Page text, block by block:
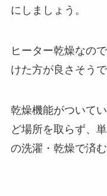
にしましょう。
ヒーター乾燥なの
けた方が良さそうで
乾燥機能がついて
ど場所を取らず、
の洗濯・乾燥で済